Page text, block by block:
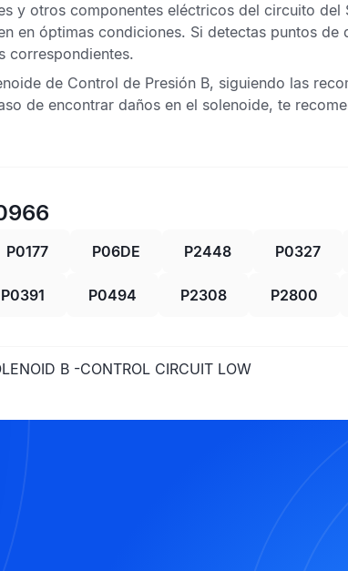
y otros componentes eléctricos del circuito del
en óptimas condiciones. Si detectas puntos de
correspondientes.
de Control de Presión B, siguiendo las
de encontrar daños en el solenoide, te
P0177 P06DE P2448 P0327
P0391 P0494 P2308 P2800
B -CONTROL CIRCUIT LOW